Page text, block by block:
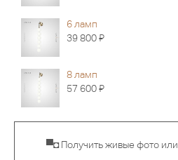
6 ламп
39 800Я
8 ламп
57 600Я
▀◘ Получить живые фото